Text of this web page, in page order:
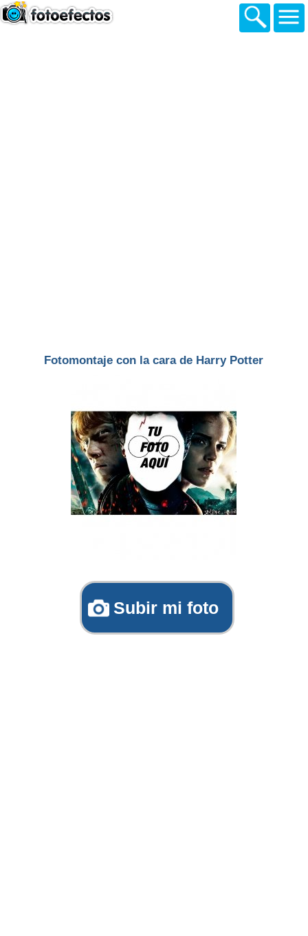
Fotomontaje con la cara de Harry Potter
Subir mi foto